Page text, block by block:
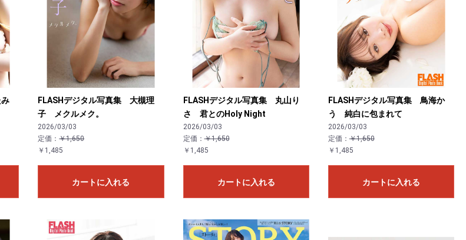
FLASHデジタル写真集 大槻理
子 メクルメク。
2026/03/03
定価：￥1,650
￥1,485
カートに入れる
FLASHデジタル写真集 丸山り
さ 君とのHoly Night
2026/03/03
定価：￥1,650
￥1,485
カートに入れる
FLASHデジタル写真集 鳥海か
う 純白に包まれて
2026/03/03
定価：￥1,650
￥1,485
カートに入れる